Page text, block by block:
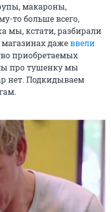
макароны,
то больше всего,
мы, кстати, разбирали
дажеввели
приобретаемых
про тушенку мы
нет. Подкидываем